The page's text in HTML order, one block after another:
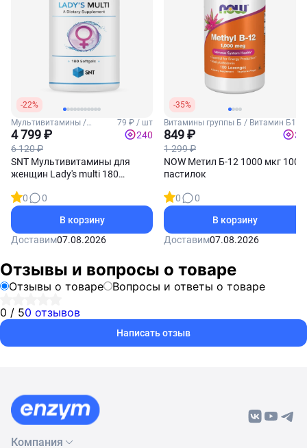
-22%
Мультивитамины /
Женские витамины
79 ₽ / шт
4 799 ₽
6 120 ₽
240
SNT Мультивитамины для
женщин Lady's multi 180
0
0
В корзину
Доставим07.08.2026
-35%
Витамины группы Б / Витамин Б12
849 ₽
1 299 ₽
34
NOW Метил Б-12 1000 мкг 100
пастилок
0
0
В корзину
Доставим07.08.2026
Отзывы и вопросы о товаре
Отзывы о товаре
Вопросы и ответы о товаре
0 / 50 отзывов
Написать отзыв
Компания